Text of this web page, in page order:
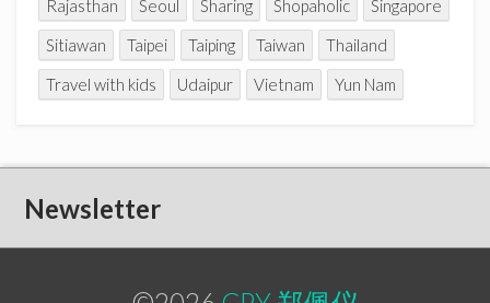
Rajasthan
Seoul Sharing Shopaholic
Singapore
Sitiawan
Taipei Taiping Taiwan
Thailand
Travel with kids
Udaipur Vietnam Yun Nam
Newsletter